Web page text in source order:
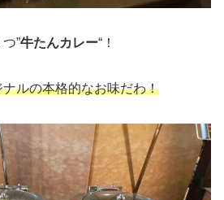
”牛たんカレー“！
ルの本格的なお味だわ！